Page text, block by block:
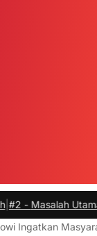
Utama
Ingatkan